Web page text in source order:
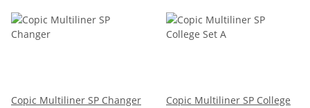
Copic Multiliner SP Changer
Copic Multiliner SP College